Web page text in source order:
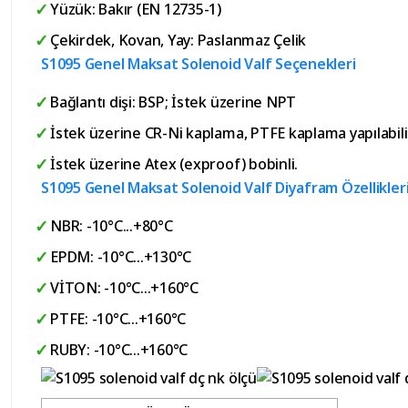
Yüzük: Bakır (EN 12735-1)
Çekirdek, Kovan, Yay: Paslanmaz Çelik
S1095 Genel Maksat Solenoid Valf Seçenekleri
Bağlantı dişi: BSP; İstek üzerine NPT
İstek üzerine CR-Ni kaplama, PTFE kaplama
İstek üzerine Atex (exproof) bobinli.
S1095 Genel Maksat Solenoid Valf Diyafram
NBR: -10°C...+80°C
EPDM: -10°C...+130°C
VİTON: -10°C...+160°C
PTFE: -10°C...+160°C
RUBY: -10°C...+160°C